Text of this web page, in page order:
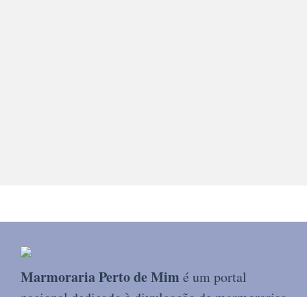
Marmoraria Perto de Mim é um portal